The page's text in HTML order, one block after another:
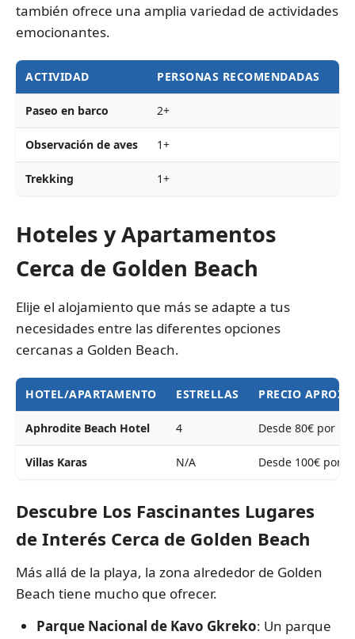
también ofrece una amplia variedad de actividades
emocionantes.
ACTIVIDAD PERSONAS RECOMENDADAS
Paseo en barco 2+
Observación de aves 1+
Trekking 1+
Hoteles y Apartamentos
Cerca de Golden Beach
Elije el alojamiento que más se adapte a tus
necesidades entre las diferentes opciones
cercanas a Golden Beach.
HOTEL/APARTAMENTO ESTRELLAS PRECIO
Aphrodite Beach Hotel 4 Desde 80€ por
Villas Karas N/A Desde 100€ por
Descubre Los Fascinantes Lugares
de Interés Cerca de Golden Beach
Más allá de la playa, la zona alrededor de Golden
Beach tiene mucho que ofrecer.
Parque Nacional de Kavo Gkreko: Un parque